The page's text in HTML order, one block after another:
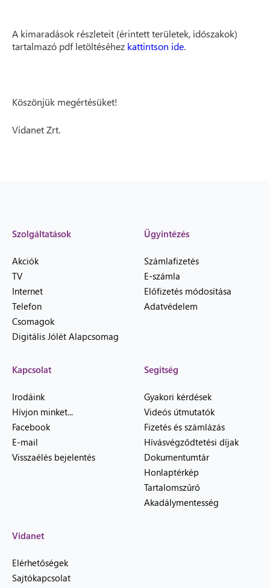
A kimaradások részleteit (érintett területek, időszakok)
tartalmazó pdf letöltéséhez kattintson ide.
Köszönjük megértésüket!
Vidanet Zrt.
Szolgáltatások
Akciók
TV
Internet
Telefon
Csomagok
Digitális Jólét Alapcsomag
Ügyintézés
Számlafizetés
E-számla
Előfizetés módosítása
Adatvédelem
Kapcsolat
Irodáink
Hívjon minket...
Facebook
E-mail
Visszaélés bejelentés
Segítség
Gyakori kérdések
Videós útmutatók
Fizetés és számlázás
Hívásvégződtetési díjak
Dokumentumtár
Honlaptérkép
Tartalomszűrő
Akadálymentesség
Vidanet
Elérhetőségek
Sajtókapcsolat